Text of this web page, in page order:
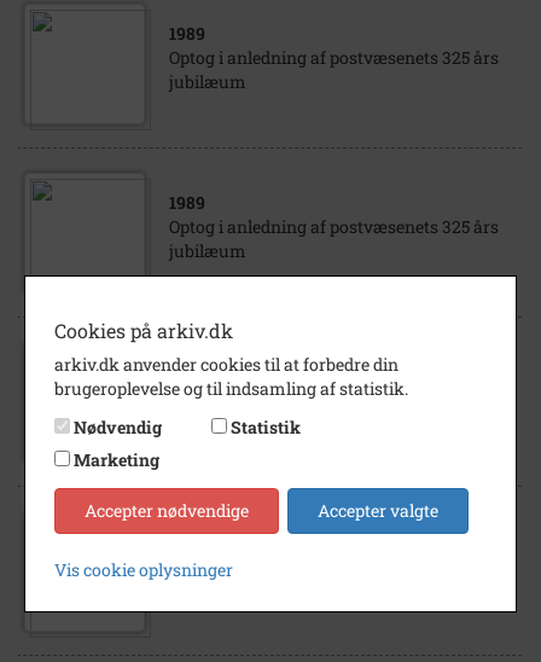
1989
Optog i anledning af postvæsenets 325 års
jubilæum
1989
Optog i anledning af postvæsenets 325 års
jubilæum
1989
Optog i anledning af postvæsenets 325 års
jubilæum
1989
Optog i anledning af postvæsenets 325 års
Cookies på arkiv.dk
arkiv.dk anvender cookies til at forbedre din
brugeroplevelse og til indsamling af statistik.
Nødvendig
Statistik
Marketing
Accepter nødvendige Accepter valgte
Vis cookie oplysninger